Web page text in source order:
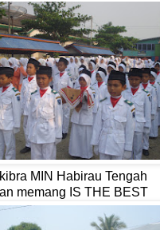
MIN Habirau Tengah
memang IS THE BEST